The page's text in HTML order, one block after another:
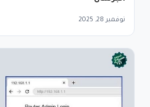
نوفمبر 28, 2025